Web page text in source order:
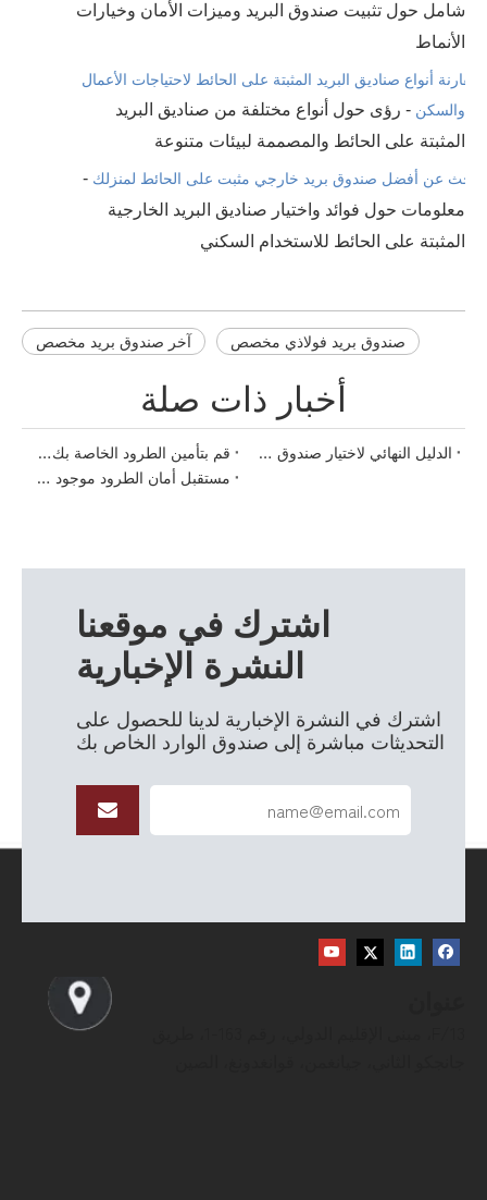
شامل حول تثبيت صندوق البريد وميزات الأمان وخيارات
الأنماط
مقارنة أنواع صناديق البريد المثبتة على الحائط لاحتياجات الأعمال
والسكن - رؤى حول أنواع مختلفة من صناديق البريد
المثبتة على الحائط والمصممة لبيئات متنوعة
ابحث عن أفضل صندوق بريد خارجي مثبت على الحائط لمنزلك -
معلومات حول فوائد واختيار صناديق البريد الخارجية
المثبتة على الحائط للاستخدام السكني
آخر صندوق بريد مخصص صندوق بريد فولاذي مخصص
أخبار ذات صلة
قم بتأمين الطرود الخاصة بك بأناقة: الدليل النهائي لصناديق الطرود
الدليل النهائي لاختيار صندوق التسليم المثالي للطرود
مستقبل أمان الطرود موجود هنا مع صناديق تسليم الطرود
اشترك في موقعنا
النشرة الإخبارية
اشترك في النشرة الإخبارية لدينا للحصول على
التحديثات مباشرة إلى صندوق الوارد الخاص بك